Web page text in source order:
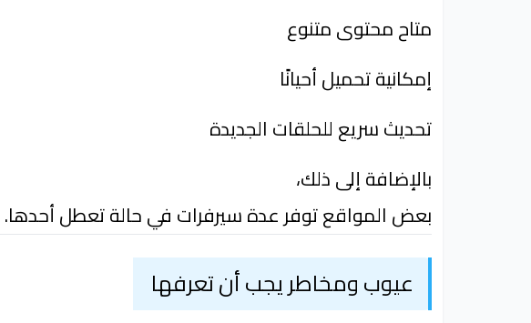
متاح محتوى متنوع
إمكانية تحميل أحيانًا
تحديث سريع للحلقات الجديدة
بالإضافة إلى ذلك،
بعض المواقع توفر عدة سيرفرات في حالة تعطل أحدها.
عيوب ومخاطر يجب أن تعرفها